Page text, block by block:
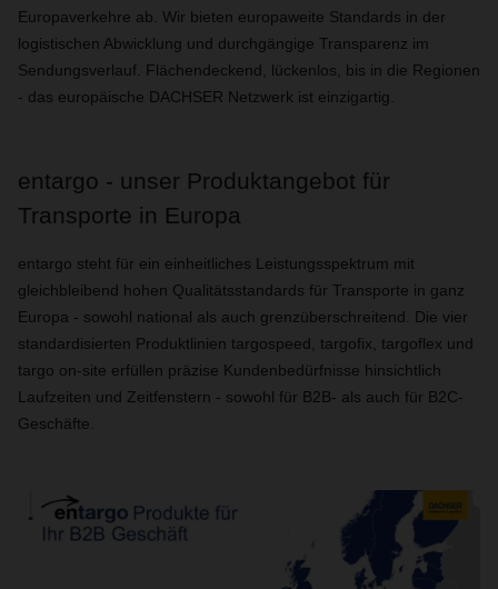
Europaverkehre ab. Wir bieten europaweite Standards in der
logistischen Abwicklung und durchgängige Transparenz im
Sendungsverlauf. Flächendeckend, lückenlos, bis in die Regionen
- das europäische DACHSER Netzwerk ist einzigartig.
entargo - unser Produktangebot für
Transporte in Europa
entargo steht für ein einheitliches Leistungsspektrum mit
gleichbleibend hohen Qualitätsstandards für Transporte in ganz
Europa - sowohl national als auch grenzüberschreitend. Die vier
standardisierten Produktlinien targospeed, targofix, targoflex und
targo on-site erfüllen präzise Kundenbedürfnisse hinsichtlich
Laufzeiten und Zeitfenstern - sowohl für B2B- als auch für B2C-
Geschäfte.